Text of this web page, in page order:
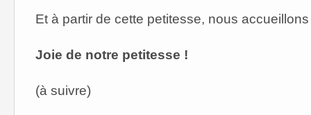
Et à partir de cette petitesse, nous
Joie de notre petitesse !
(à suivre)